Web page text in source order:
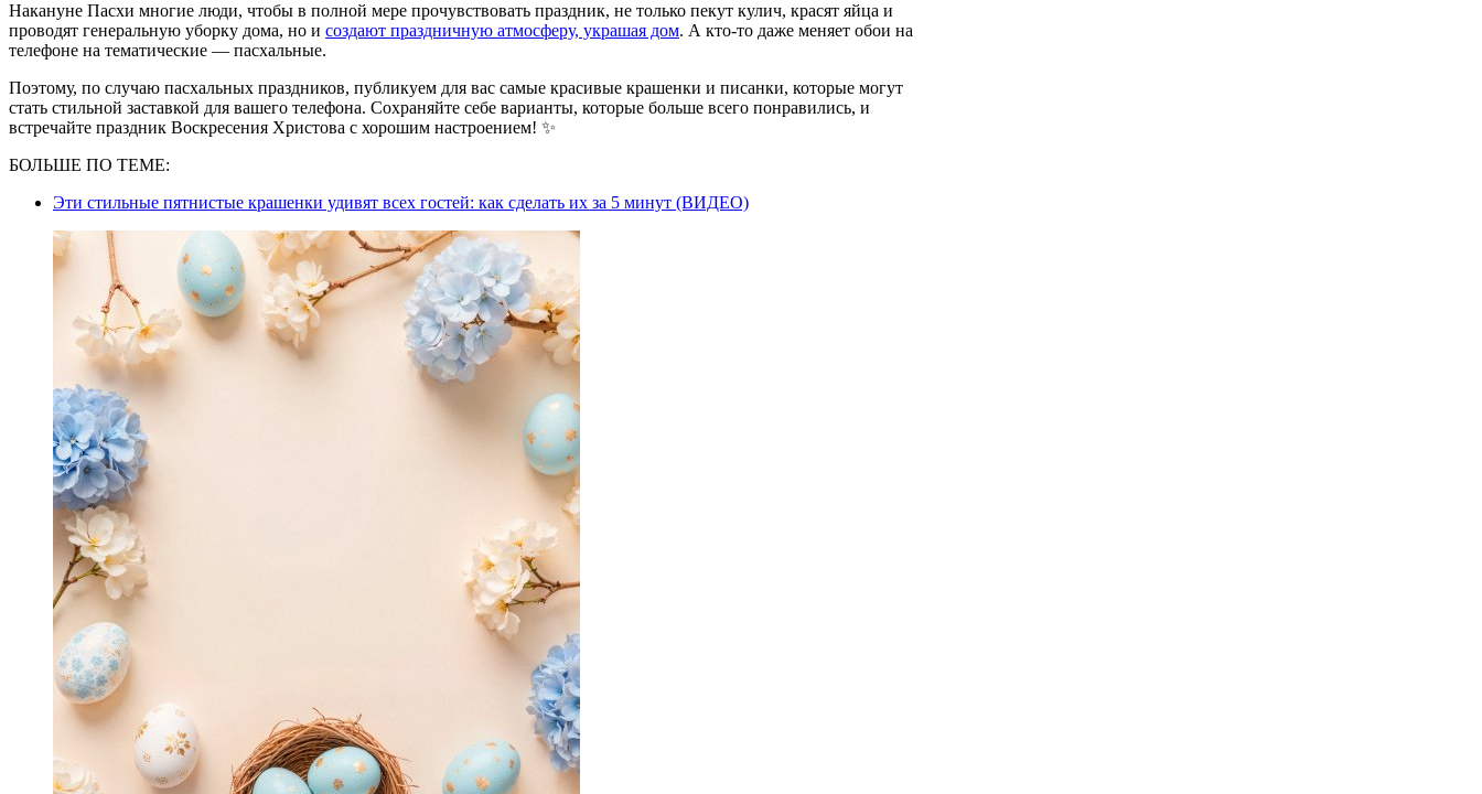
Накануне Пасхи многие люди, чтобы в полной мере прочувствовать праздник, не только пекут кулич, красят яйца и
проводят генеральную уборку дома, но и создают праздничную атмосферу, украшая дом. А кто-то даже меняет обои на
телефоне на тематические — пасхальные.
Поэтому, по случаю пасхальных праздников, публикуем для вас самые красивые крашенки и писанки, которые могут
стать стильной заставкой для вашего телефона. Сохраняйте себе варианты, которые больше всего понравились, и
встречайте праздник Воскресения Христова с хорошим настроением! ✨
БОЛЬШЕ ПО ТЕМЕ:
Эти стильные пятнистые крашенки удивят всех гостей: как сделать их за 5 минут (ВИДЕО)